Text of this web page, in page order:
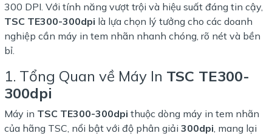
300 DPI. Với tính năng vượt trội và hiệu suất đáng tin cậy,
TSC TE300-300dpi là lựa chọn lý tưởng cho các doanh
nghiệp cần máy in tem nhãn nhanh chóng, rõ nét và bền
bỉ.
1. Tổng Quan về Máy In TSC TE300-
300dpi
Máy in TSC TE300-300dpi thuộc dòng máy in tem nhãn
của hãng TSC, nổi bật với độ phân giải 300dpi, mang lại